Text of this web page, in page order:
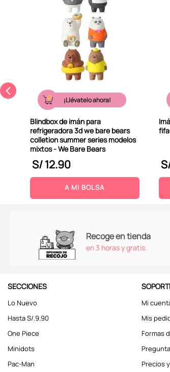
¡Llévatelo ahora!
Blindbox de imán para
refrigeradora 3d we bare bears
colletion summer series modelos
mixtos - We Bare Bears
S/12.90
A MI BOLSA
Recoge en tienda
en 3 horas y gratis.
SECCIONES
Lo Nuevo
Hasta S/.9.90
One Piece
Minidots
Pac-Man
Mi
Mis
Formas
Precios